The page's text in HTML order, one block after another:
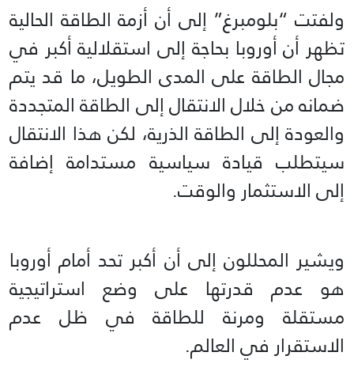
ولفتت “بلومبرغ” إلى أن أزمة الطاقة الحالية
تظهر أن أوروبا بحاجة إلى استقلالية أكبر في
مجال الطاقة على المدى الطويل، ما قد يتم
ضمانه من خلال الانتقال إلى الطاقة المتجددة
والعودة إلى الطاقة الذرية، لكن هذا الانتقال
سيتطلب قيادة سياسية مستدامة إضافة
إلى الاستثمار والوقت.
ويشير المحللون إلى أن أكبر تحد أمام أوروبا
هو عدم قدرتها على وضع استراتيجية
مستقلة ومرنة للطاقة في ظل عدم
الاستقرار في العالم.